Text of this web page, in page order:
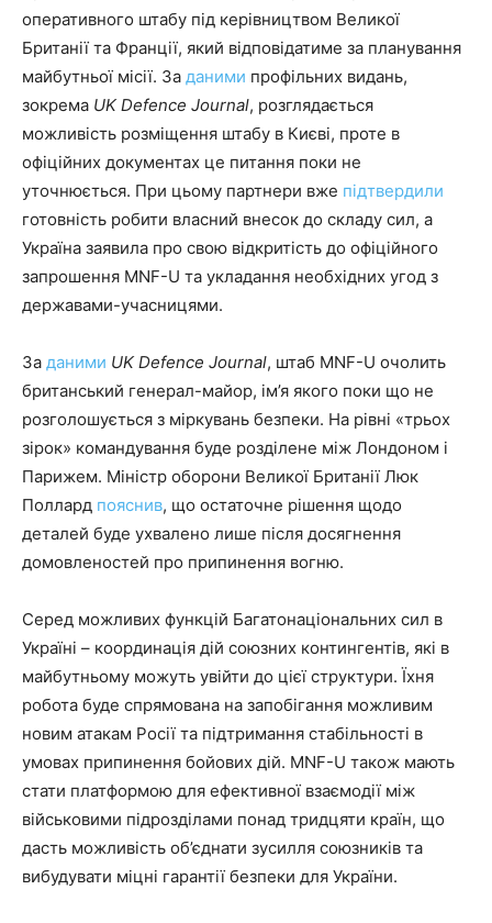
оперативного штабу під керівництвом Великої
Британії та Франції, який відповідатиме за планування
майбутньої місії. За даними профільних видань,
зокрема UK Defence Journal, розглядається
можливість розміщення штабу в Києві, проте в
офіційних документах це питання поки не
уточнюється. При цьому партнери вже підтвердили
готовність робити власний внесок до складу сил, а
Україна заявила про свою відкритість до офіційного
запрошення MNF-U та укладання необхідних угод з
державами-учасницями.
За даними UK Defence Journal, штаб MNF-U очолить
британський генерал-майор, ім’я якого поки що не
розголошується з міркувань безпеки. На рівні «трьох
зірок» командування буде розділене між Лондоном і
Парижем. Міністр оборони Великої Британії Люк
Поллард пояснив, що остаточне рішення щодо
деталей буде ухвалено лише після досягнення
домовленостей про припинення вогню.
Серед можливих функцій Багатонаціональних сил в
Україні – координація дій союзних контингентів, які в
майбутньому можуть увійти до цієї структури. Їхня
робота буде спрямована на запобігання можливим
новим атакам Росії та підтримання стабільності в
умовах припинення бойових дій. MNF-U також мають
стати платформою для ефективної взаємодії між
військовими підрозділами понад тридцяти країн, що
дасть можливість об’єднати зусилля союзників та
вибудувати міцні гарантії безпеки для України.